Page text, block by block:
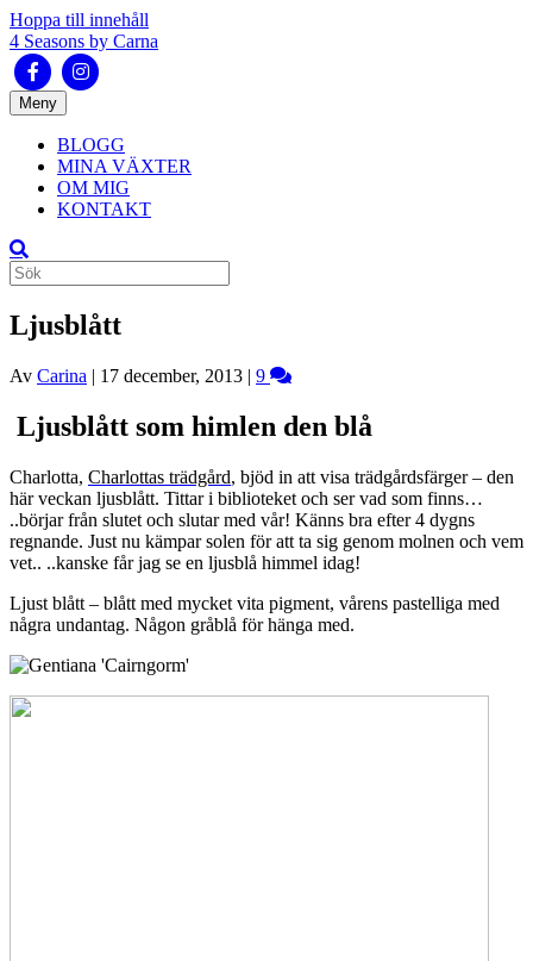
Hoppa till innehåll
4 Seasons by Carna
FacebookInstagram
Meny
BLOGG
MINA VÄXTER
OM MIG
KONTAKT
Ljusblått
Av Carina | 17 december, 2013 | 9
Ljusblått som himlen den blå
Charlotta, Charlottas trädgård, bjöd in att visa trädgårdsfärger – den
här veckan ljusblått. Tittar i biblioteket och ser vad som finns…
..börjar från slutet och slutar med vår! Känns bra efter 4 dygns
regnande. Just nu kämpar solen för att ta sig genom molnen och vem
vet.. ..kanske får jag se en ljusblå himmel idag!
Ljust blått – blått med mycket vita pigment, vårens pastelliga med
några undantag. Någon gråblå för hänga med.